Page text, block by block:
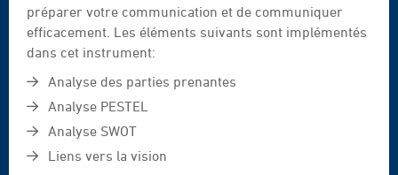
préparer votre communication et de communiquer
efficacement. Les éléments suivants sont implémentés
dans cet instrument:
Analyse des parties prenantes
Analyse PESTEL
Analyse SWOT
Liens vers la vision